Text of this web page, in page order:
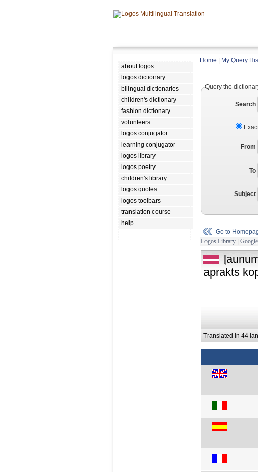
about logos
logos dictionary
bilingual dictionaries
children's dictionary
fashion dictionary
volunteers
logos conjugator
learning conjugator
logos library
logos poetry
children's library
logos quotes
logos toolbars
translation course
help
Home My Query
Query the
Search
From
To
Subject
Go to
Logos Library | Google
aprakts
Translated in 44